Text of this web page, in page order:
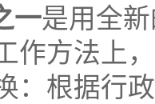
一是用全
作方法上
：根据行